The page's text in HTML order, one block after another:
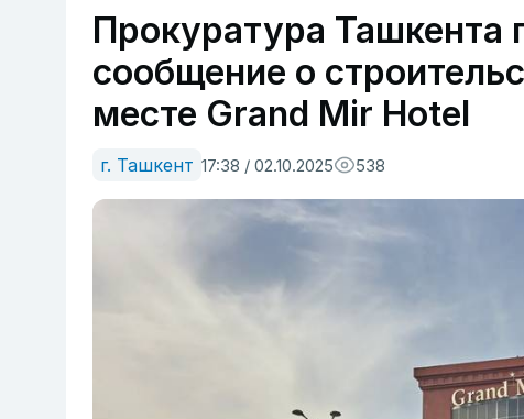
Прокуратура Ташкента
сообщение о
месте Grand Mir Hotel
г. Ташкент 17:38 / 02.10.2025 538